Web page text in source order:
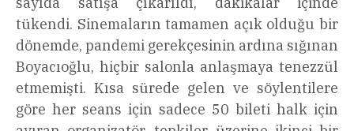
tükendi. Sinemaların tamamen açık olduğu bir
dönemde, pandemi gerekçesinin ardına sığınan
Boyacıoğlu, hiçbir salonla anlaşmaya tenezzül
etmemişti. Kısa sürede gelen ve söylentilere
göre her seans için sadece 50 bileti halk için